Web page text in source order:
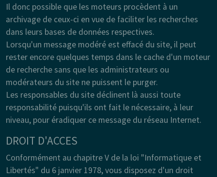
Il donc possible que les moteurs procèdent à un
archivage de ceux-ci en vue de faciliter les recherches
dans leurs bases de données respectives.
Lorsqu'un message modéré est effacé du site, il peut
rester encore quelques temps dans le cache d'un moteur
de recherche sans que les administrateurs ou
modérateurs du site ne puissent le purger.
Les responsables du site déclinent là aussi toute
responsabilité puisqu'ils ont fait le nécessaire, à leur
niveau, pour éradiquer ce message du réseau Internet.
DROIT D'ACCES
Conformément au chapitre V de la loi "Informatique et
Libertés" du 6 janvier 1978, vous disposez d'un droit